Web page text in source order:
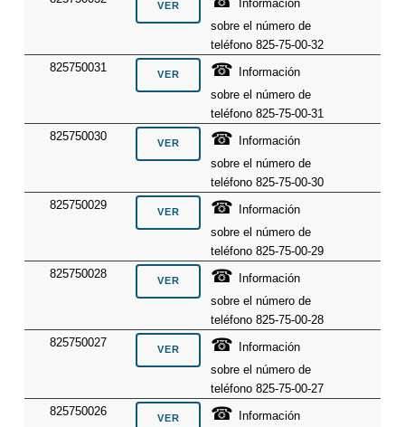
Información
sobre el número de
teléfono 825-75-00-32
825750031
☎
Información
sobre el número de
teléfono 825-75-00-31
825750030
☎
Información
sobre el número de
teléfono 825-75-00-30
825750029
☎
Información
sobre el número de
teléfono 825-75-00-29
825750028
☎
Información
sobre el número de
teléfono 825-75-00-28
825750027
☎
Información
sobre el número de
teléfono 825-75-00-27
825750026
☎
Información